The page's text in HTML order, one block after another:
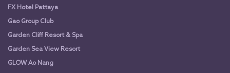
FX Hotel Pattaya
Gao Group Club
Garden Cliff Resort & Spa
Garden Sea View Resort
GLOW Ao Nang